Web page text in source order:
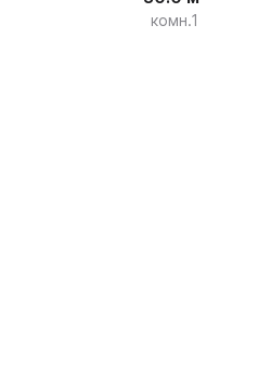
комн.1